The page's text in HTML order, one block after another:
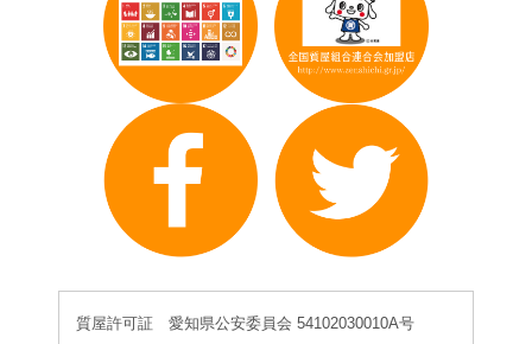
質屋許可証 愛知県公安委員会 54102030010A号